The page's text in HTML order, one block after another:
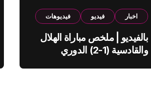
اخبار فيديو فيديوهات
بالفيديو | ملخص مباراة الهلال
والقادسية (1-2) الدوري